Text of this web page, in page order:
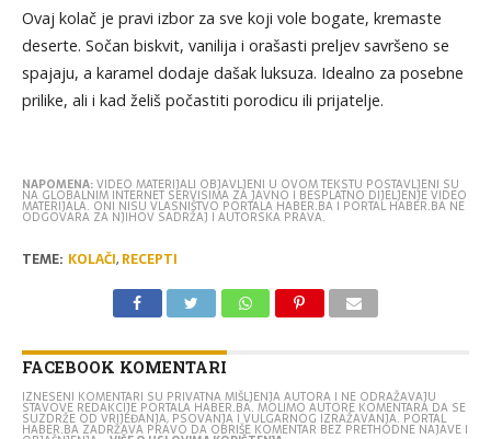
Ovaj kolač je pravi izbor za sve koji vole bogate, kremaste
deserte. Sočan biskvit, vanilija i orašasti preljev savršeno se
spajaju, a karamel dodaje dašak luksuza. Idealno za posebne
prilike, ali i kad želiš počastiti porodicu ili prijatelje.
NAPOMENA:VIDEO MATERIJALI OBJAVLJENI U OVOM TEKSTU POSTAVLJENI SU
NA GLOBALNIM INTERNET SERVISIMA ZA JAVNO I BESPLATNO DIJELJENJE VIDEO
MATERIJALA. ONI NISU VLASNIŠTVO PORTALA HABER.BA I PORTAL HABER.BA NE
ODGOVARA ZA NJIHOV SADRŽAJ I AUTORSKA PRAVA.
TEME: KOLAČI, RECEPTI
FACEBOOK KOMENTARI
IZNESENI KOMENTARI SU PRIVATNA MIŠLJENJA AUTORA I NE ODRAŽAVAJU
STAVOVE REDAKCIJE PORTALA HABER.BA. MOLIMO AUTORE KOMENTARA DA SE
SUZDRŽE OD VRIJEĐANJA, PSOVANJA I VULGARNOG IZRAŽAVANJA. PORTAL
HABER.BA ZADRŽAVA PRAVO DA OBRIŠE KOMENTAR BEZ PRETHODNE NAJAVE I